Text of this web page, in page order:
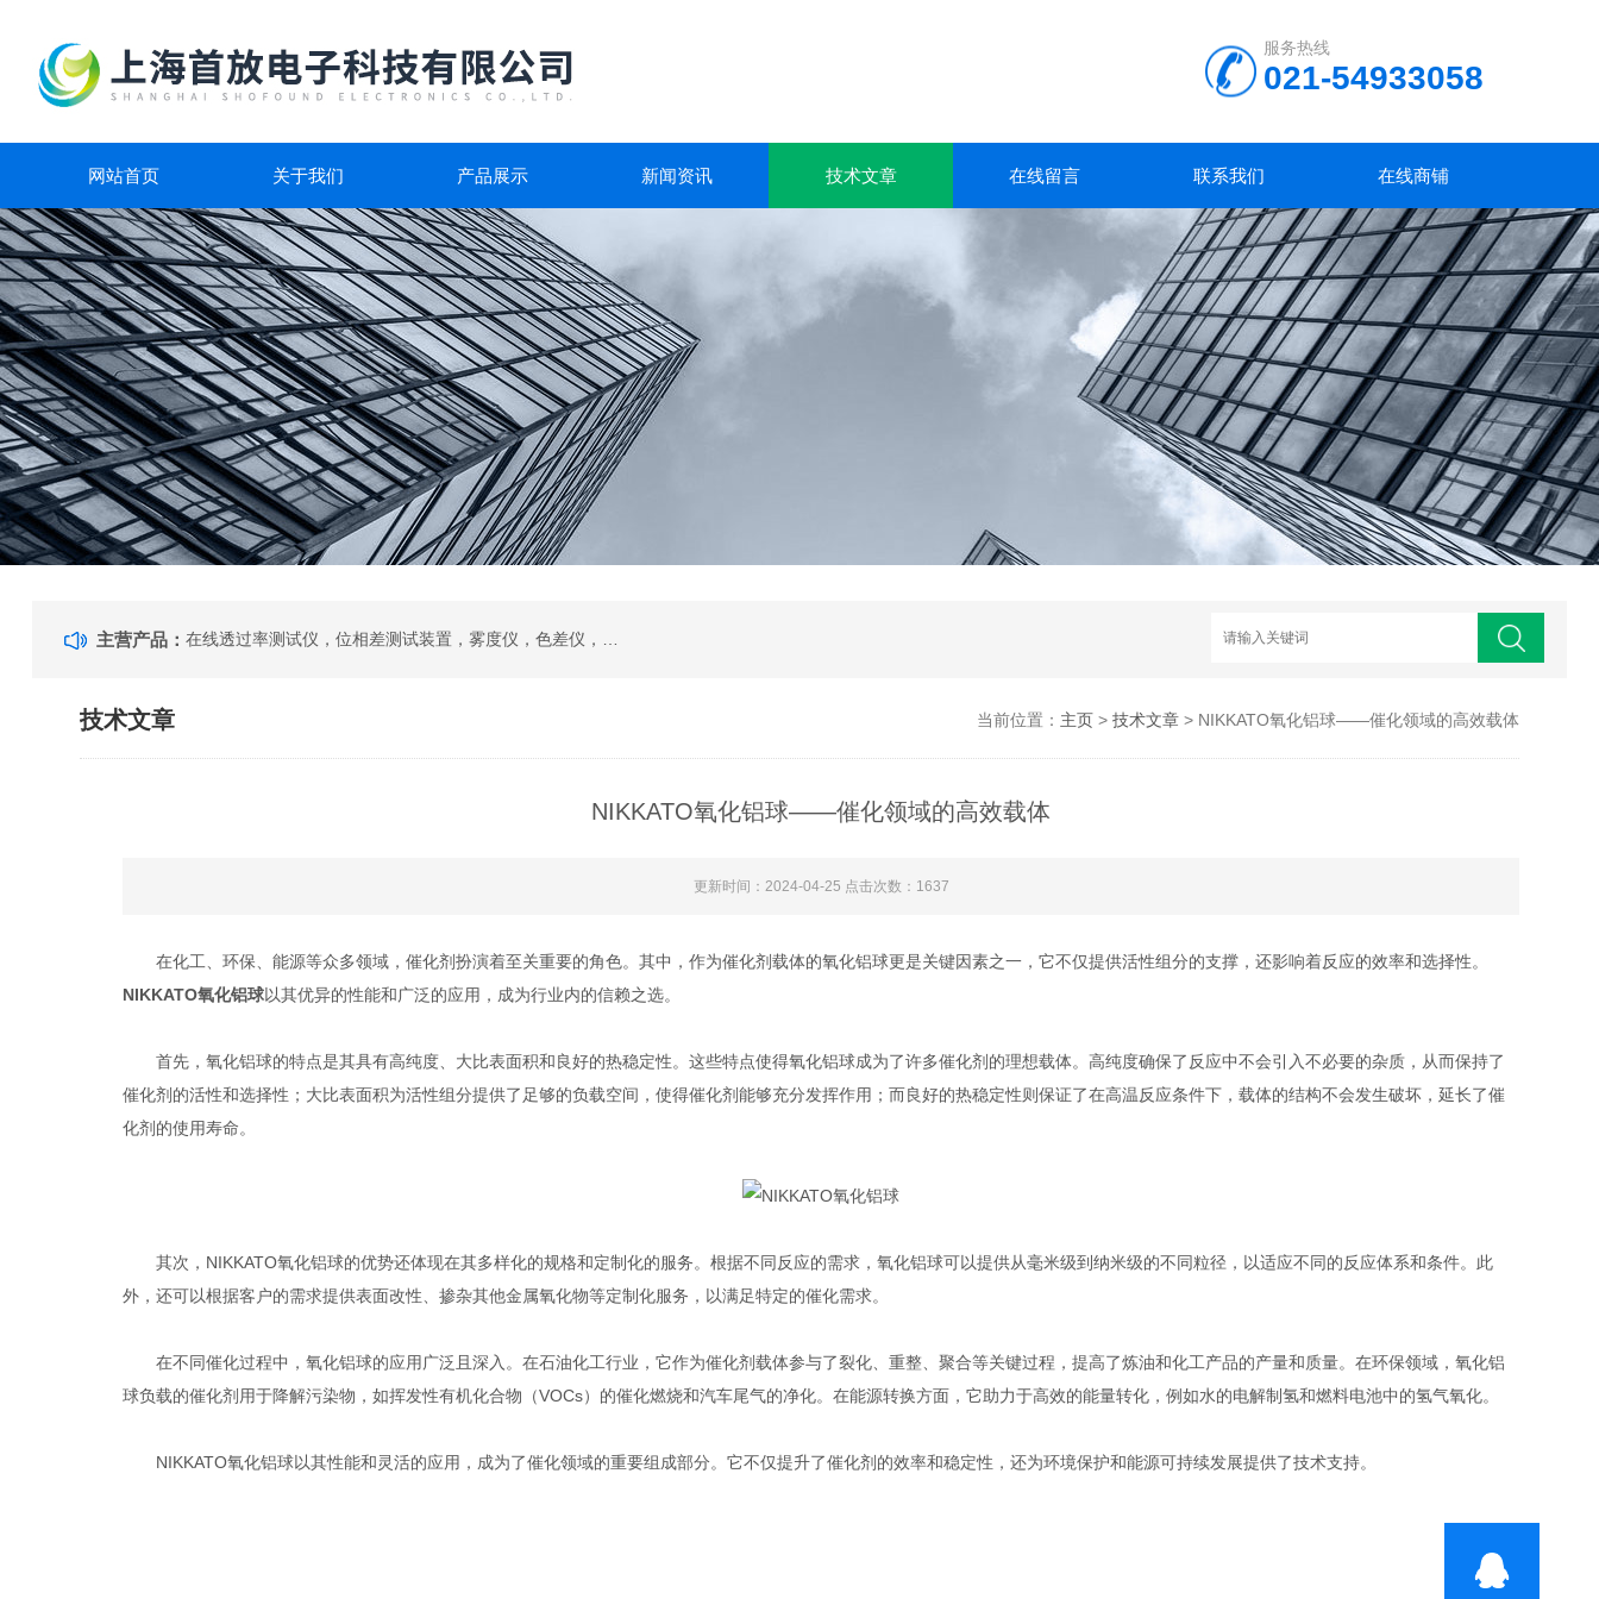
服务热线
021-54933058
网站首页 关于我们 产品展示 新闻资讯 技术文章 在线留言 联系我们 在线商铺
主营产品：
技术文章 当前位置： 主页> 技术文章> NIKKATO氧化铝球——催化领域的高效载体
NIKKATO氧化铝球——催化领域的高效载体
更新时间：2024-04-25 点击次数：1637
在化工、环保、能源等众多领域，催化剂扮演着至关重要的角色。其中，作为催化剂载体的氧化铝球更是关键因素之一，它不仅提供活性组分的支撑，还影响着反应的效率和选择性。
NIKKATO氧化铝球以其优异的性能和广泛的应用，成为行业内的信赖之选。
首先，氧化铝球的特点是其具有高纯度、大比表面积和良好的热稳定性。这些特点使得氧化铝球成为了许多催化剂的理想载体。高纯度确保了反应中不会引入不必要的杂质，从而保持了
催化剂的活性和选择性；大比表面积为活性组分提供了足够的负载空间，使得催化剂能够充分发挥作用；而良好的热稳定性则保证了在高温反应条件下，载体的结构不会发生破坏，延长了催
化剂的使用寿命。
其次，NIKKATO氧化铝球的优势还体现在其多样化的规格和定制化的服务。根据不同反应的需求，氧化铝球可以提供从毫米级到纳米级的不同粒径，以适应不同的反应体系和条件。此
外，还可以根据客户的需求提供表面改性、掺杂其他金属氧化物等定制化服务，以满足特定的催化需求。
在不同催化过程中，氧化铝球的应用广泛且深入。在石油化工行业，它作为催化剂载体参与了裂化、重整、聚合等关键过程，提高了炼油和化工产品的产量和质量。在环保领域，氧化铝
球负载的催化剂用于降解污染物，如挥发性有机化合物（VOCs）的催化燃烧和汽车尾气的净化。在能源转换方面，它助力于高效的能量转化，例如水的电解制氢和燃料电池中的氢气氧化。
NIKKATO氧化铝球以其性能和灵活的应用，成为了催化领域的重要组成部分。它不仅提升了催化剂的效率和稳定性，还为环境保护和能源可持续发展提供了技术支持。